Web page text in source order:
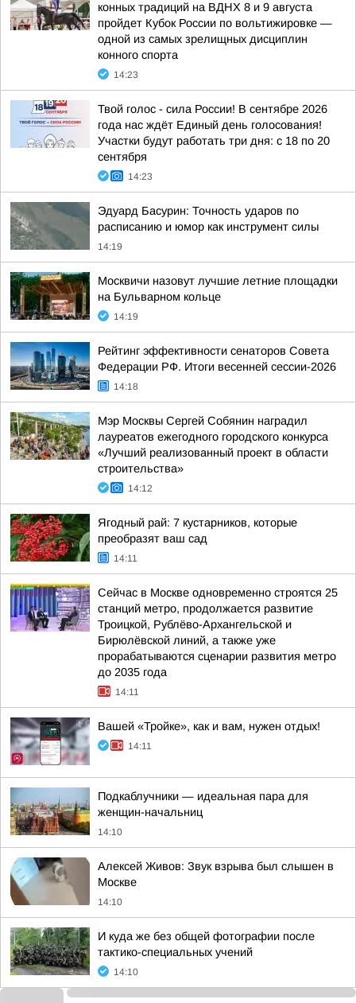
конных традиций на ВДНХ 8 и 9 августа
пройдет Кубок России по вольтижировке —
одной из самых зрелищных дисциплин
конного спорта
14:23
Твой голос - сила России! В сентябре 2026
года нас ждёт Единый день голосования!
Участки будут работать три дня: с 18 по 20
сентября
14:23
Эдуард Басурин: Точность ударов по
расписанию и юмор как инструмент силы
14:19
Москвичи назовут лучшие летние площадки
на Бульварном кольце
14:19
Рейтинг эффективности сенаторов Совета
Федерации РФ. Итоги весенней сессии-2026
14:18
Мэр Москвы Сергей Собянин наградил
лауреатов ежегодного городского конкурса
«Лучший реализованный проект в области
строительства»
14:12
Ягодный рай: 7 кустарников, которые
преобразят ваш сад
14:11
Сейчас в Москве одновременно строятся 25
станций метро, продолжается развитие
Троицкой, Рублёво-Архангельской и
Бирюлёвской линий, а также уже
прорабатываются сценарии развития метро
до 2035 года
14:11
Вашей «Тройке», как и вам, нужен отдых!
14:11
Подкаблучники — идеальная пара для
женщин-начальниц
14:10
Алексей Живов: Звук взрыва был слышен в
Москве
14:10
И куда же без общей фотографии после
тактико-специальных учений
14:10